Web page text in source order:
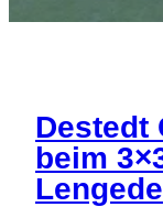
Destedt
beim
Lengede